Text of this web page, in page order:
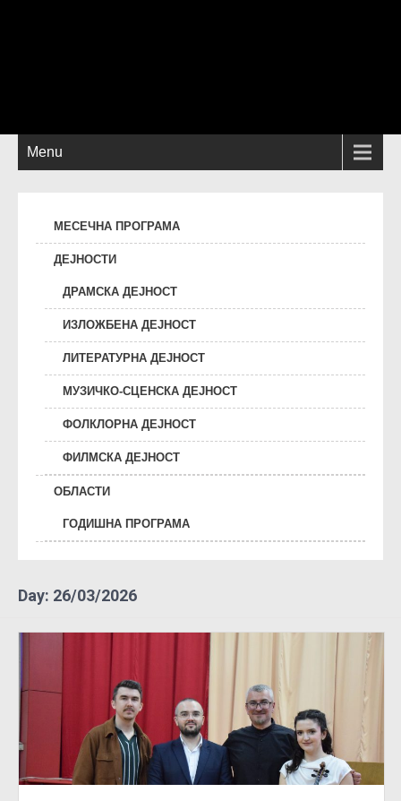
Menu
МЕСЕЧНА ПРОГРАМА
ДЕЈНОСТИ
ДРАМСКА ДЕЈНОСТ
ИЗЛОЖБЕНА ДЕЈНОСТ
ЛИТЕРАТУРНА ДЕЈНОСТ
МУЗИЧКО-СЦЕНСКА ДЕЈНОСТ
ФОЛКЛОРНА ДЕЈНОСТ
ФИЛМСКА ДЕЈНОСТ
ОБЛАСТИ
ГОДИШНА ПРОГРАМА
Day: 26/03/2026